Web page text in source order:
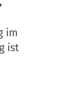
im
ist